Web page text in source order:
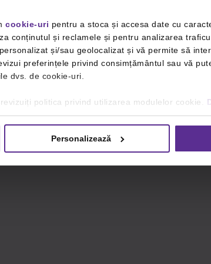
cookie-uri pentru a stoca și accesa date cu
conținutul și reclamele și pentru analizarea
și/sau geolocalizat și vă permite să
preferințele privind consimțământul sau vă
dvs. de cookie-uri.
politica privind utilizarea modulelor cookie.
Personalizează